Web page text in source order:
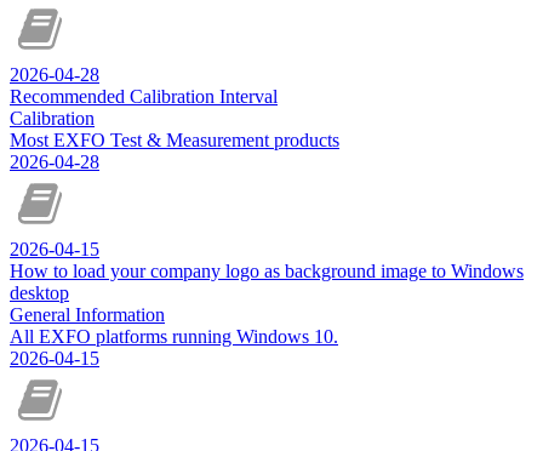
2026-04-28
Recommended Calibration Interval
Calibration
Most EXFO Test & Measurement products
2026-04-28
2026-04-15
How to load your company logo as background image to Windows
desktop
General Information
All EXFO platforms running Windows 10.
2026-04-15
2026-04-15